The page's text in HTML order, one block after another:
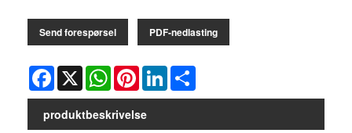
Send forespørsel PDF-nedlasting
Facebook
X WhatsAppPinterestLinkedIn
produktbeskrivelse